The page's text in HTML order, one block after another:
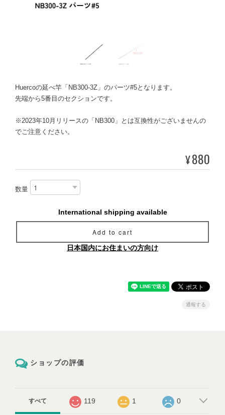
Huercoの延べ竿「NB300-3Z」のパーツ#5となります。
先端から5番目のセクションです。
※2023年10月リリースの「NB300」とは互換性がございませんの
でご注意ください。
¥880
数量
International shipping available
Add to cart
日本国内にお住まいの方向け
通報する
ショップの評価
すべて 119 1 0